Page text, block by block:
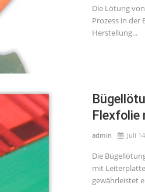
Die Lötung
Prozess in der
Herstellung...
Flexfolie
admin Juli
Die
mit
gewährleistet